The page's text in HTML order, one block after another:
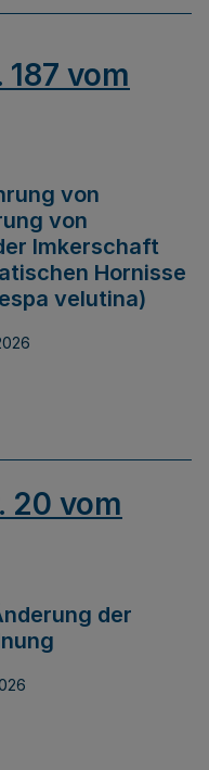
vom
von
von
Imkerschaft
Hornisse
velutina)
20 vom
der